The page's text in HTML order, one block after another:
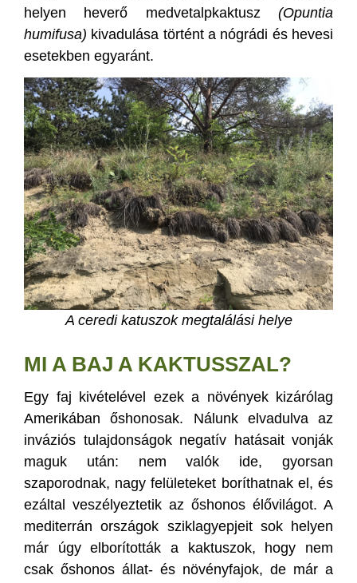
helyen heverő medvetalpkaktusz (Opuntia
humifusa) kivadulása történt a nógrádi és hevesi
esetekben egyaránt.
A ceredi katuszok megtalálási helye
MI A BAJ A KAKTUSSZAL?
Egy faj kivételével ezek a növények kizárólag
Amerikában őshonosak. Nálunk elvadulva az
inváziós tulajdonságok negatív hatásait vonják
maguk után: nem valók ide, gyorsan
szaporodnak, nagy felületeket boríthatnak el, és
ezáltal veszélyeztetik az őshonos élővilágot. A
mediterrán országok sziklagyepjeit sok helyen
már úgy elborították a kaktuszok, hogy nem
csak őshonos állat- és növényfajok, de már a